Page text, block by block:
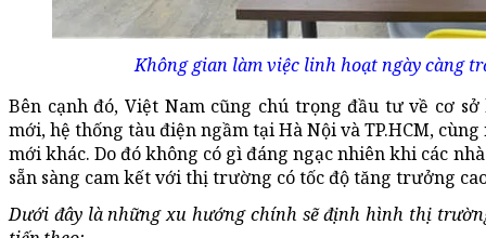
Không gian làm việc linh hoạt ngày càng
Bên cạnh đó, Việt Nam cũng chú trọng đầu tư về cơ
mới, hệ thống tàu điện ngầm tại Hà Nội và TP.HCM,
mới khác. Do đó không có gì đáng ngạc nhiên khi các
sẵn sàng cam kết với thị trường có tốc độ tăng trưởng
Dưới đây là những xu hướng chính sẽ định hình thị